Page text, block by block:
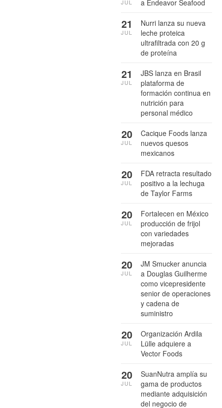
a Endeavor Seafood
JUL
Nurri lanza su nueva
leche proteica
ultrafiltrada con 20 g
de proteína
21
JUL
JBS lanza en Brasil
plataforma de
formación continua en
nutrición para
personal médico
21
JUL
Cacique Foods lanza
nuevos quesos
mexicanos
20
JUL
FDA retracta resultado
positivo a la lechuga
de Taylor Farms
20
JUL
Fortalecen en México
producción de frijol
con variedades
mejoradas
20
JUL
JM Smucker anuncia
a Douglas Guilherme
como vicepresidente
senior de operaciones
y cadena de
suministro
20
JUL
Organización Ardila
Lülle adquiere a
Vector Foods
20
JUL
SuanNutra amplía su
gama de productos
mediante adquisición
del negocio de
20
JUL